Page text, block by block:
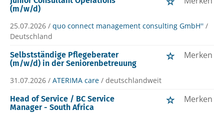
(m/w/d)
25.07.2026 / quo connect management consulting GmbH'' /
Deutschland
Selbstständige Pflegeberater
(m/w/d) in der Seniorenbetreuung
Merken
31.07.2026 / ATERIMA care / deutschlandweit
Head of Service / BC Service
Manager - South Africa
Merken